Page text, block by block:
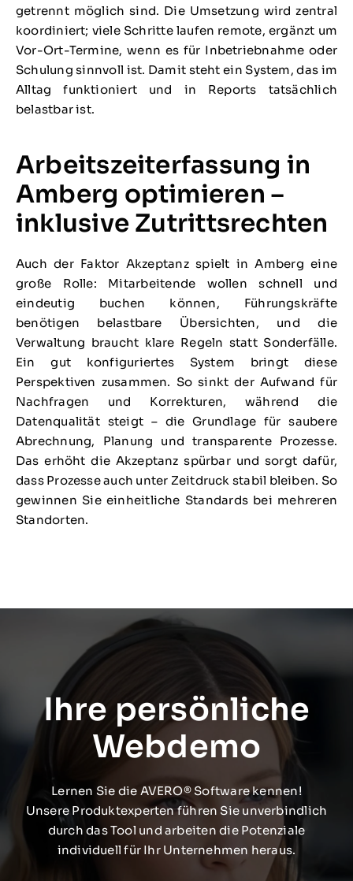
getrennt möglich sind. Die Umsetzung wird zentral
koordiniert; viele Schritte laufen remote, ergänzt um
Vor-Ort-Termine, wenn es für Inbetriebnahme oder
Schulung sinnvoll ist. Damit steht ein System, das im
Alltag funktioniert und in Reports tatsächlich
belastbar ist.
Arbeitszeiterfassung in
Amberg optimieren –
inklusive Zutrittsrechten
Auch der Faktor Akzeptanz spielt in Amberg eine
große Rolle: Mitarbeitende wollen schnell und
eindeutig buchen können, Führungskräfte
benötigen belastbare Übersichten, und die
Verwaltung braucht klare Regeln statt Sonderfälle.
Ein gut konfiguriertes System bringt diese
Perspektiven zusammen. So sinkt der Aufwand für
Nachfragen und Korrekturen, während die
Datenqualität steigt – die Grundlage für saubere
Abrechnung, Planung und transparente Prozesse.
Das erhöht die Akzeptanz spürbar und sorgt dafür,
dass Prozesse auch unter Zeitdruck stabil bleiben. So
gewinnen Sie einheitliche Standards bei mehreren
Standorten.
Ihre persönliche
Webdemo
Lernen Sie die AVERO® Software kennen!
Unsere Produktexperten führen Sie unverbindlich
durch das Tool und arbeiten die Potenziale
individuell für Ihr Unternehmen heraus.